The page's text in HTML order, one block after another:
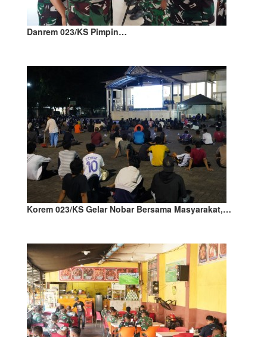
Danrem 023/KS Pimpin…
Korem 023/KS Gelar Nobar Bersama Masyarakat,…